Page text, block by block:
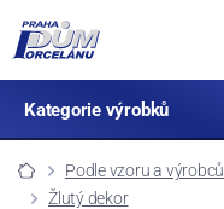
Kategorie výrobků
Podle vzoru a výrobců
Žlutý dekor